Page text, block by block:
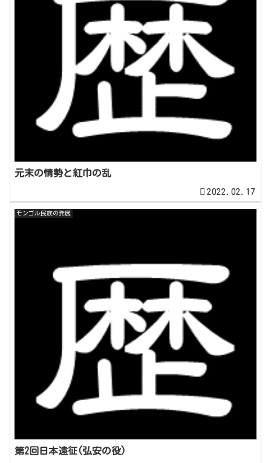
元末の情勢と紅巾の乱
2022.02.17
モンゴル民族の発展
第2回日本遠征(弘安の役)